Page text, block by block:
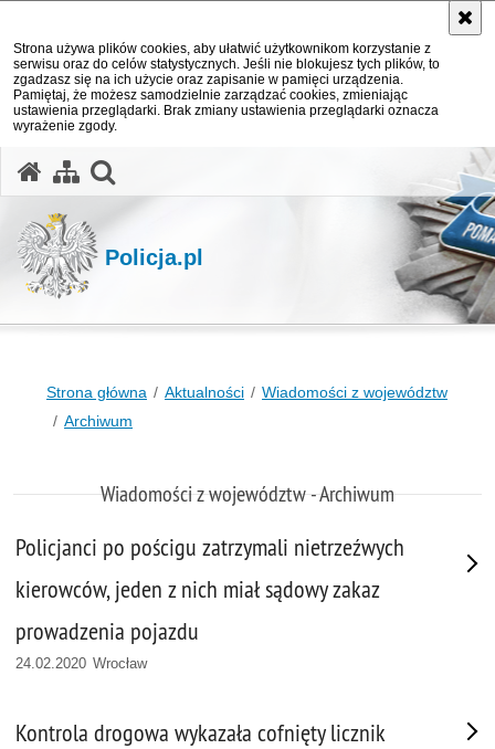
Strona używa plików cookies, aby ułatwić użytkownikom korzystanie z
serwisu oraz do celów statystycznych. Jeśli nie blokujesz tych plików, to
zgadzasz się na ich użycie oraz zapisanie w pamięci urządzenia.
Pamiętaj, że możesz samodzielnie zarządzać cookies, zmieniając
ustawienia przeglądarki. Brak zmiany ustawienia przeglądarki oznacza
wyrażenie zgody.
Policja.pl
Strona główna Aktualności
Wiadomości z województw
Archiwum
Wiadomości z województw - Archiwum
Policjanci po pościgu zatrzymali nietrzeźwych
kierowców, jeden z nich miał sądowy zakaz
prowadzenia pojazdu
24.02.2020 Wrocław
Kontrola drogowa wykazała cofnięty licznik